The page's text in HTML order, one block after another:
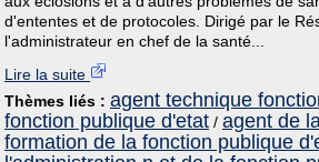
d'ententes et de protocoles. Dirigé par le
l'administrateur en chef de la santé...
Lire la suite
Thèmes liés : agent technique
fonction publique d'etat / agent de
formation de la fonction publique